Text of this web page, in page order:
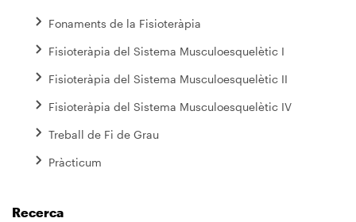
Fonaments de la Fisioteràpia
Fisioteràpia del Sistema Musculoesquelètic I
Fisioteràpia del Sistema Musculoesquelètic II
Fisioteràpia del Sistema Musculoesquelètic IV
Treball de Fi de Grau
Pràcticum
Recerca